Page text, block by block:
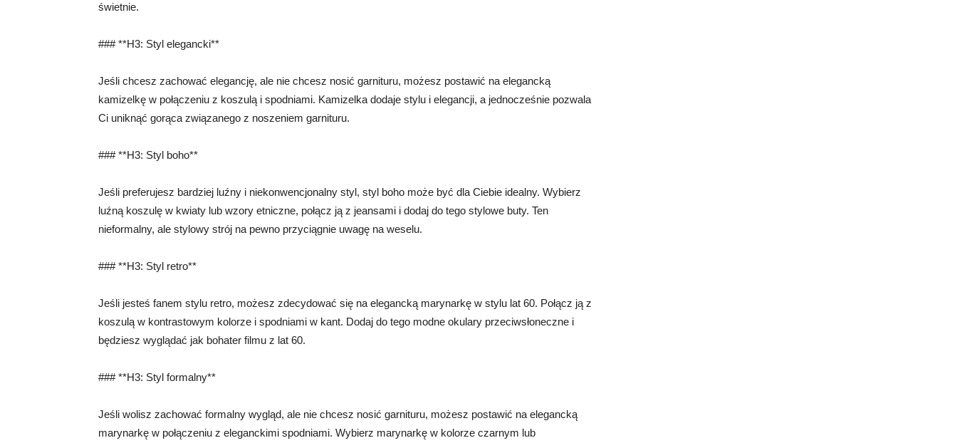
świetnie.
### **H3: Styl elegancki**
Jeśli chcesz zachować elegancję, ale nie chcesz nosić garnituru, możesz postawić na elegancką
kamizelkę w połączeniu z koszulą i spodniami. Kamizelka dodaje stylu i elegancji, a jednocześnie pozwala
Ci uniknąć gorąca związanego z noszeniem garnituru.
### **H3: Styl boho**
Jeśli preferujesz bardziej luźny i niekonwencjonalny styl, styl boho może być dla Ciebie idealny. Wybierz
luźną koszulę w kwiaty lub wzory etniczne, połącz ją z jeansami i dodaj do tego stylowe buty. Ten
nieformalny, ale stylowy strój na pewno przyciągnie uwagę na weselu.
### **H3: Styl retro**
Jeśli jesteś fanem stylu retro, możesz zdecydować się na elegancką marynarkę w stylu lat 60. Połącz ją z
koszulą w kontrastowym kolorze i spodniami w kant. Dodaj do tego modne okulary przeciwsłoneczne i
będziesz wyglądać jak bohater filmu z lat 60.
### **H3: Styl formalny**
Jeśli wolisz zachować formalny wygląd, ale nie chcesz nosić garnituru, możesz postawić na elegancką
marynarkę w połączeniu z eleganckimi spodniami. Wybierz marynarkę w kolorze czarnym lub